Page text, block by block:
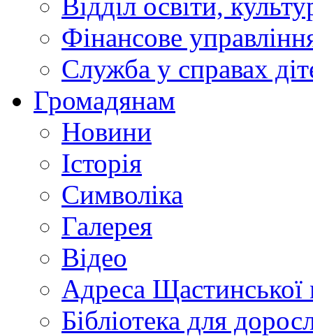
Фінансове
Служба у справах
Громадянам
Новини
Історія
Символіка
Галерея
Відео
Адреса Щастинської
Бібліотека для